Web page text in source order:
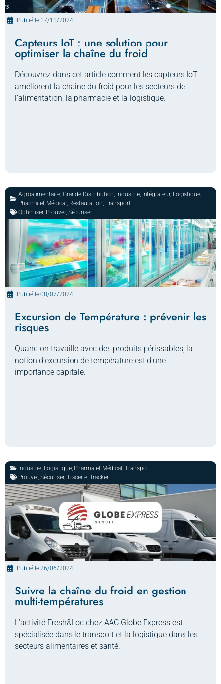
Publié le 17/11/2024
Capteurs IoT : une solution pour
optimiser la chaîne du froid
Découvrez dans cet article comment les capteurs IoT
améliorent la chaîne du froid pour les secteurs de
l’alimentation, la pharmacie et la logistique.
Agroalimentaire, Grande Distribution, Industrie, Intégrateur, Logistique,
Pharma et Médical , Restauration, Transport
Optimiser, Prouver, Sécuriser
Publié le 08/07/2024
Excursion de Température : prévenir les
risques
Quand on travaille avec des produits périssables, la
notion d'excursion de température est d'une
importance capitale.
Industrie, Logistique, Pharma et Médical , Transport
Prouver, Sécuriser, Tracer et tracker
Publié le 26/06/2024
Suivre la chaîne du froid en gestion
multi-températures
L’activité Fresh&Loc chez AAC Globe Express est
spécialisée dans le transport et la logistique dans les
secteurs alimentaires et santé.